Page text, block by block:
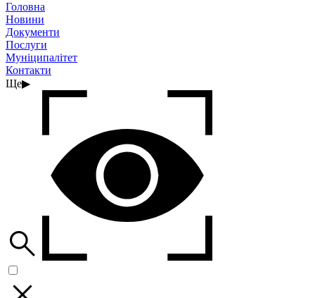
Головна
Новини
Документи
Послуги
Муніципалітет
Контакти
Ще▶